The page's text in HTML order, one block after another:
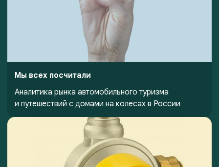
Мы всех посчитали
Аналитика рынка автомобильного туризма
и путешествий с домами на колесах в России